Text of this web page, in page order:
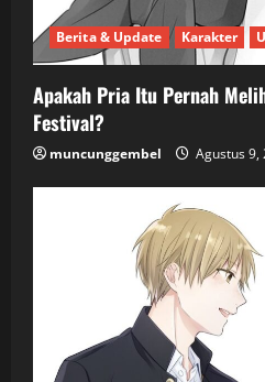
Berita & Update Karakter
Apakah Pria Itu Pernah
Festival?
muncunggembel Agustus 9,